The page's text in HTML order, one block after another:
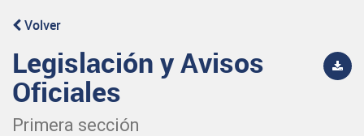
Volver
Legislación y Avisos
Oficiales
Primera sección